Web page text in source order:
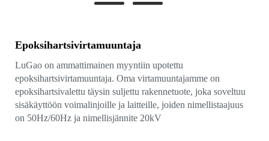
Epoksihartsivirtamuuntaja
LuGao on ammattimainen myyntiin upotettu
epoksihartsivirtamuuntaja. Oma virtamuuntajamme on
epoksihartsivalettu täysin suljettu rakennetuote, joka soveltuu
sisäkäyttöön voimalinjoille ja laitteille, joiden nimellistaajuus
on 50Hz/60Hz ja nimellisjännite 20kV